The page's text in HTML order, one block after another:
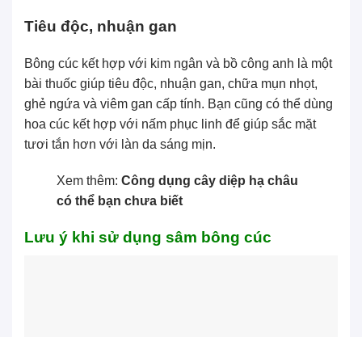
Tiêu độc, nhuận gan
Bông cúc kết hợp với kim ngân và bồ công anh là một
bài thuốc giúp tiêu độc, nhuận gan, chữa mụn nhọt,
ghẻ ngứa và viêm gan cấp tính. Bạn cũng có thể dùng
hoa cúc kết hợp với nấm phục linh để giúp sắc mặt
tươi tắn hơn với làn da sáng mịn.
Xem thêm: Công dụng cây diệp hạ châu
có thể bạn chưa biết
Lưu ý khi sử dụng sâm bông cúc